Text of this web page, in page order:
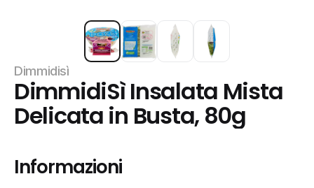
Dimmidisì
DimmidiSì Insalata Mista
Delicata in Busta, 80g
Informazioni